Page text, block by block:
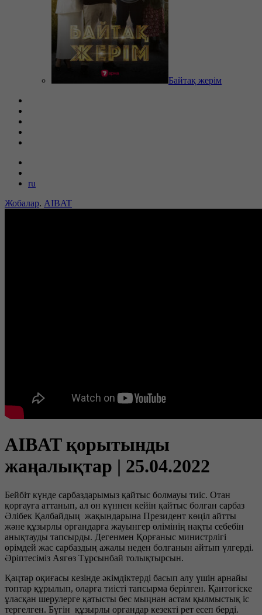
Байтақ жерім
ru
Жобалар. AIBAT
AIBAT қорытынды
жаңалықтар | 25.04.2022
Бейбіт күнде сарбаздарымыз қайтыс болмауы тиіс. Отан
қорғауға аттанып, ал он күннен кейін қайтыс болған сарбаз
Әлібек Қалбайдың жақындарына Президент көңіл айтты
және құзырлы органдарға жауынгер өлімінің нақты себебін
анықтауды тапсырды. Дегенмен Қорғаныс министрлігі
өрімдей жас сарбаздың ажалы неден болғанын айтып үлгерді.
Әріптесіміз Аягөз Тұрсынбай толықтырсын.
Қаңтар оқиғасы кезінде әкімдіктерді басып алу үшін арнайы
топтар құрылып, оларға тиісті тапсырма берілген. Қантөгіске
ұласқан шерулерге қатысты бес мыңнан астам қылмыстық іс
тергелген. Бүгін құзырлы органдар кезекті рет есеп берді.